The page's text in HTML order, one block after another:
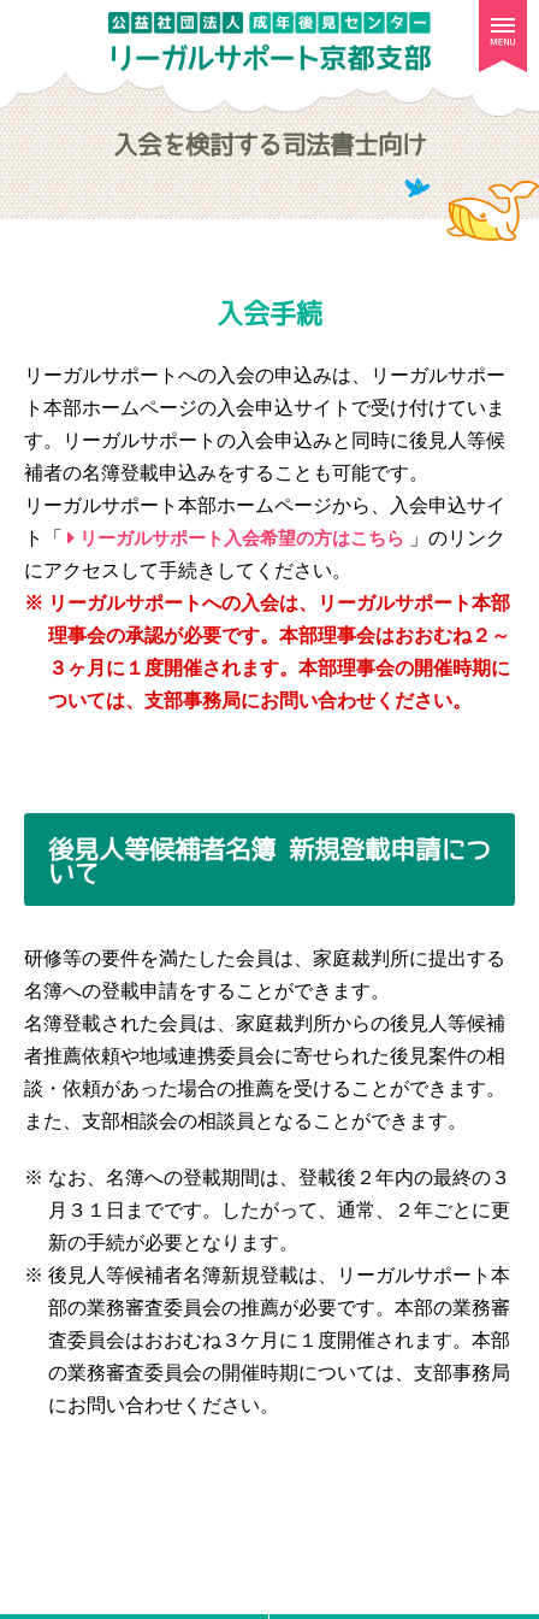
入会を検討する司法書士向け
入会手続
リーガルサポートへの入会の申込みは、リーガルサポー
ト本部ホームページの入会申込サイトで受け付けていま
す。リーガルサポートの入会申込みと同時に後見人等候
補者の名簿登載申込みをすることも可能です。
リーガルサポート本部ホームページから、入会申込サイ
ト「
リーガルサポート入会希望の方はこちら 」のリンク
にアクセスして手続きしてください。
※ リーガルサポートへの入会は、リーガルサポート本部
理事会の承認が必要です。本部理事会はおおむね２～
３ヶ月に１度開催されます。本部理事会の開催時期に
ついては、支部事務局にお問い合わせください。
後見人等候補者名簿 新規登載申請につ
いて
研修等の要件を満たした会員は、家庭裁判所に提出する
名簿への登載申請をすることができます。
名簿登載された会員は、家庭裁判所からの後見人等候補
者推薦依頼や地域連携委員会に寄せられた後見案件の相
談・依頼があった場合の推薦を受けることができます。
また、支部相談会の相談員となることができます。
※ なお、名簿への登載期間は、登載後２年内の最終の３
月３１日までです。したがって、通常、２年ごとに更
新の手続が必要となります。
※ 後見人等候補者名簿新規登載は、リーガルサポート本
部の業務審査委員会の推薦が必要です。本部の業務審
査委員会はおおむね３ケ月に１度開催されます。本部
の業務審査委員会の開催時期については、支部事務局
にお問い合わせください。